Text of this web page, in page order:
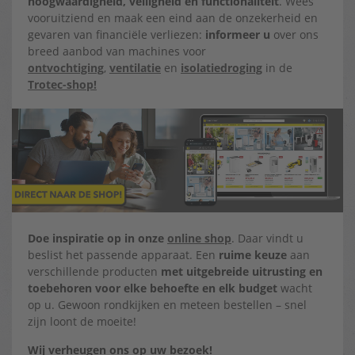
vooruitziend en maak een eind aan de onzekerheid en
gevaren van financiële verliezen: informeer u over ons
breed aanbod van machines voor
ontvochtiging, ventilatie en isolatiedroging in de
Trotec-shop!
Doe inspiratie op in onze online shop. Daar vindt u
beslist het passende apparaat. Een ruime keuze aan
verschillende producten met uitgebreide uitrusting en
toebehoren voor elke behoefte en elk budget wacht
op u. Gewoon rondkijken en meteen bestellen – snel
zijn loont de moeite!
Wij verheugen ons op uw bezoek!